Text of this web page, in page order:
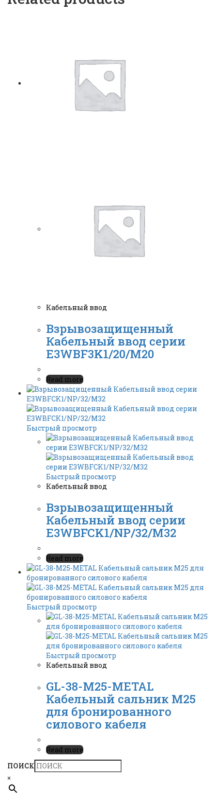
Кабельный ввод
Взрывозащищенный
Кабельный ввод серии
E3WBF3K1/20/M20
Read more
Быстрый просмотр
Быстрый просмотр
Кабельный ввод
Взрывозащищенный
Кабельный ввод серии
E3WBFCK1/NP/32/M32
Read more
Быстрый просмотр
Быстрый просмотр
Кабельный ввод
GL-38-M25-METAL
Кабельный сальник М25
для бронированного
силового кабеля
Read more
ПОИСК
×